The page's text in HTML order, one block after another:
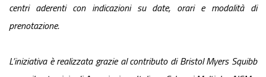
centri aderenti con indicazioni su date, orari e modalità di
prenotazione.
L’iniziativa è realizzata grazie al contributo di Bristol Myers Squibb